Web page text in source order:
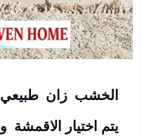
الخشب زان طبيعي
يتم اختيار الاقمشة